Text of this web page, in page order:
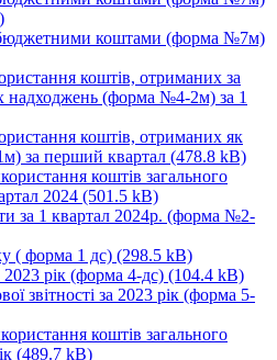
бюджетними коштами (форма №7м)
коштів, отриманих за
надходжень (форма №4-2м) за 1
коштів, отриманих як
за перший квартал (478.8 kB)
коштів загального
2024 (501.5 kB)
за 1 квартал 2024р. (форма №2-
( форма 1 дс) (298.5 kB)
2023 рік (форма 4-дс) (104.4 kB)
звітності за 2023 рік (форма 5-
коштів загального
(489.7 kB)